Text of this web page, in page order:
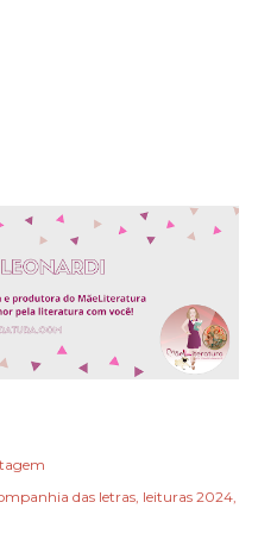
das letras leituras 2024